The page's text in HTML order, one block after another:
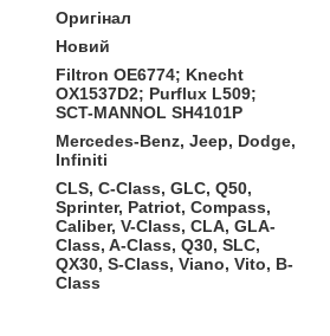
Оригінал
Новий
Filtron OE6774; Knecht
OX1537D2; Purflux L509;
SCT-MANNOL SH4101P
Mercedes-Benz, Jeep, Dodge,
Infiniti
CLS, C-Class, GLC, Q50,
Sprinter, Patriot, Compass,
Caliber, V-Class, CLA, GLA-
Class, A-Class, Q30, SLC,
QX30, S-Class, Viano, Vito, B-
Class